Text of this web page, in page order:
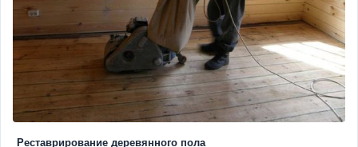
Реставрирование деревянного пола